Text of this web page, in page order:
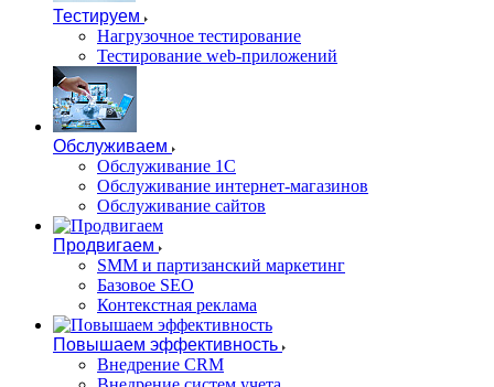
Тестируем
Нагрузочное тестирование
Тестирование web-приложений
Обслуживаем
Обслуживание 1С
Обслуживание интернет-магазинов
Обслуживание сайтов
Продвигаем
SMM и партизанский маркетинг
Базовое SEO
Контекстная реклама
Повышаем эффективность
Внедрение CRM